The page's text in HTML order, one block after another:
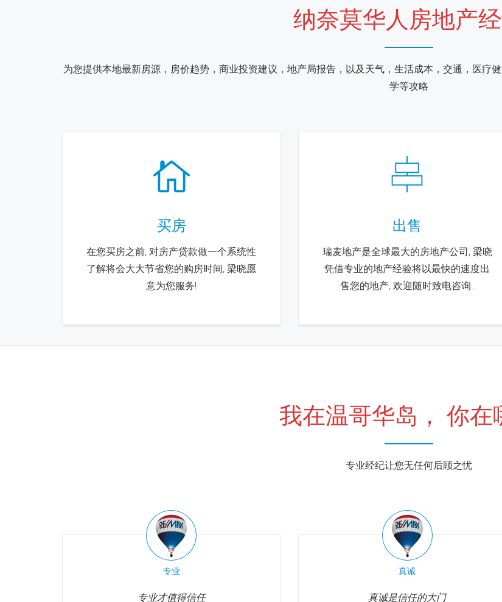
纳奈莫华人房地产
为您提供本地最新房源，房价趋势，商业投资建议，地产局报告，以及天气，生活成本，交通，医疗
学等攻略
买房
在您买房之前, 对房产贷款做一个系统性
了解将会大大节省您的购房时间, 梁晓愿
意为您服务!
出售
瑞麦地产是全球最大的房地产公司, 梁晓
凭借专业的地产经验将以最快的速度出
售您的地产, 欢迎随时致电咨询..
我在温哥华岛， 你在
专业经纪让您无任何后顾之忧
专业
专业才值得信任
真诚
真诚是信任的大门